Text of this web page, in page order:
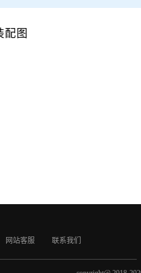
配图
网站客服 联系我们